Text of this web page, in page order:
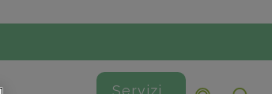
Servizi